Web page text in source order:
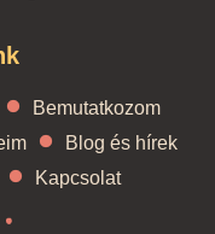
Bemutatkozom
Blog és hírek
Kapcsolat